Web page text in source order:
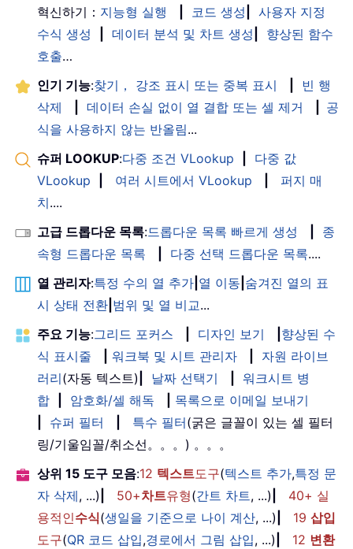
혁신하기： 지능형 실행 코드 생성
사용자 지정
수식 생성
데이터 분석 및 차트 생성
향상된 함수
호출…
인기 기능:찾기， 강조 표시 또는 중복 표시
빈 행
삭제
데이터 손실 없이 열 결합 또는 셀 제거
공
식을 사용하지 않는 반올림...
슈퍼 LOOKUP:다중 조건 VLookup
다중 값
VLookup
여러 시트에서 VLookup
퍼지 매
치....
고급 드롭다운 목록:드롭다운 목록 빠르게 생성
종
속형 드롭다운 목록
다중 선택 드롭다운 목록....
열 관리자:특정 수의 열 추가 열 이동 숨겨진 열의 표
시 상태 전환 범위 및 열 비교...
주요 기능:그리드 포커스 디자인 보기
향상된 수
식 표시줄
워크북 및 시트 관리자
자원 라이브
러리(자동 텍스트) 날짜 선택기
워크시트 병
합
암호화/셀 해독
목록으로 이메일 보내기
슈퍼 필터 특수 필터(굵은 글꼴이 있는 셀 필터
링/기울임꼴/취소선。。。) 。。。
상위 15 도구 모음:12 텍스트도구(텍스트 추가,특정 문
자 삭제, ...) 50+차트유형(간트 차트, ...)
40+ 실
용적인수식(생일을 기준으로 나이 계산, ...) 19 삽입
도구(QR 코드 삽입,경로에서 그림 삽입, ...) 12 변환